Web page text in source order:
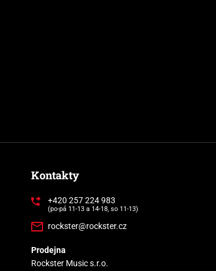
Kontakty
+420 257 224 983
(po-pá 11-13 a 14-18, so 11-13)
rockster@rockster.cz
Prodejna
Rockster Music s.r.o.